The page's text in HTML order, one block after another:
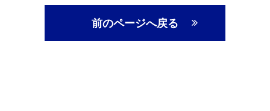
前のページへ戻る